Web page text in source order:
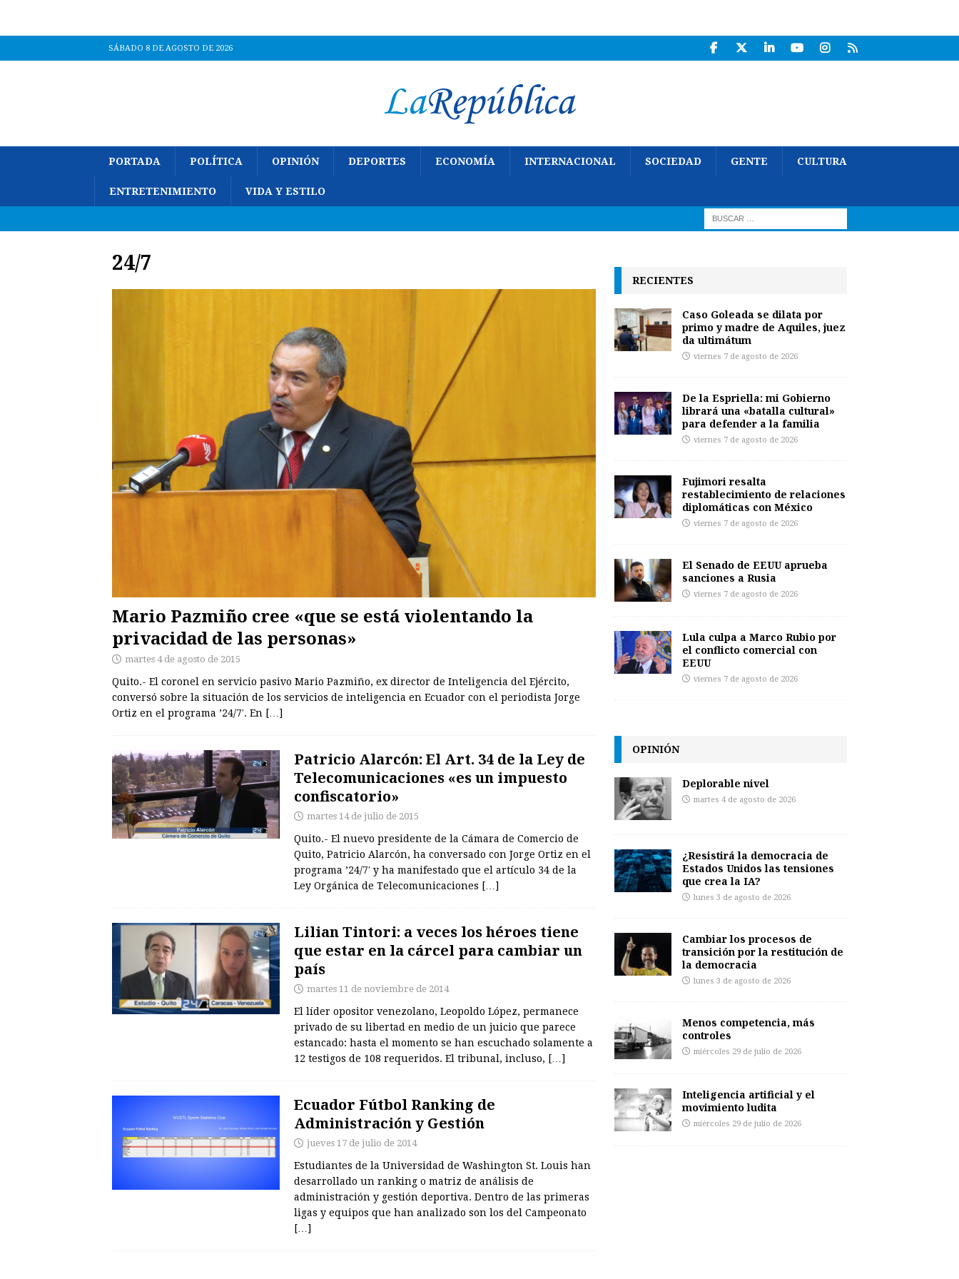
SÁBADO 8 DE AGOSTO DE 2026
PORTADA POLÍTICA OPINIÓN DEPORTES ECONOMÍA INTERNACIONAL SOCIEDAD GENTE CULTURA
ENTRETENIMIENTO VIDA Y ESTILO
24/7
Mario Pazmiño cree «que se está violentando la
privacidad de las personas»
martes 4 de agosto de 2015
Quito.- El coronel en servicio pasivo Mario Pazmiño, ex director de Inteligencia del Ejército,
conversó sobre la situación de los servicios de inteligencia en Ecuador con el periodista Jorge
Ortiz en el programa ’24/7′. En […]
Patricio Alarcón: El Art. 34 de la Ley de
Telecomunicaciones «es un impuesto
confiscatorio»
martes 14 de julio de 2015
Quito.- El nuevo presidente de la Cámara de Comercio de
Quito, Patricio Alarcón, ha conversado con Jorge Ortiz en el
programa ’24/7′ y ha manifestado que el artículo 34 de la
Ley Orgánica de Telecomunicaciones […]
Lilian Tintori: a veces los héroes tiene
que estar en la cárcel para cambiar un
país
martes 11 de noviembre de 2014
El líder opositor venezolano, Leopoldo López, permanece
privado de su libertad en medio de un juicio que parece
estancado: hasta el momento se han escuchado solamente a
12 testigos de 108 requeridos. El tribunal, incluso, […]
Ecuador Fútbol Ranking de
Administración y Gestión
jueves 17 de julio de 2014
Estudiantes de la Universidad de Washington St. Louis han
desarrollado un ranking o matriz de análisis de
administración y gestión deportiva. Dentro de las primeras
ligas y equipos que han analizado son los del Campeonato
[…]
RECIENTES
Caso Goleada se dilata por
primo y madre de Aquiles, juez
da ultimátum
viernes 7 de agosto de 2026
De la Espriella: mi Gobierno
librará una «batalla cultural»
para defender a la familia
viernes 7 de agosto de 2026
Fujimori resalta
restablecimiento de relaciones
diplomáticas con México
viernes 7 de agosto de 2026
El Senado de EEUU aprueba
sanciones a Rusia
viernes 7 de agosto de 2026
Lula culpa a Marco Rubio por
el conflicto comercial con
EEUU
viernes 7 de agosto de 2026
OPINIÓN
Deplorable nivel
martes 4 de agosto de 2026
¿Resistirá la democracia de
Estados Unidos las tensiones
que crea la IA?
lunes 3 de agosto de 2026
Cambiar los procesos de
transición por la restitución de
la democracia
lunes 3 de agosto de 2026
Menos competencia, más
controles
miércoles 29 de julio de 2026
Inteligencia artificial y el
movimiento ludita
miércoles 29 de julio de 2026